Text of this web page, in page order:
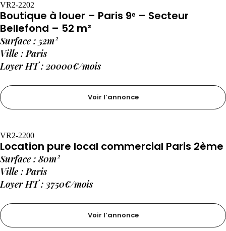
VR2-2202
Boutique à louer – Paris 9ᵉ – Secteur
Bellefond – 52 m²
Surface : 52m²
Ville : Paris
Loyer HT : 20000€/mois
Voir l’annonce
VR2-2200
Location pure local commercial Paris 2ème
Surface : 80m²
Ville : Paris
Loyer HT : 3750€/mois
Voir l’annonce